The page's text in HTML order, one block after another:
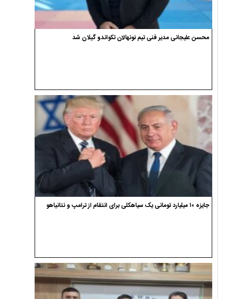
محسن علیجانی مدیر فنی تیم نونهالان تکواندو گیلان شد
جایزه ۱۰ میلیارد تومانی یک سیاهکلی برای انتقام از ترامپ و نتانیاهو